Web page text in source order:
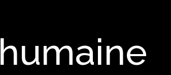
humaine